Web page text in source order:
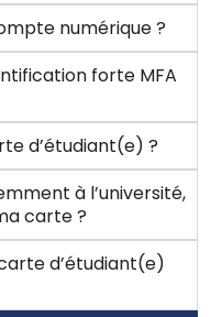
numérique ?
forte MFA
d’étudiant(e) ?
à l’université,
carte ?
d’étudiant(e)